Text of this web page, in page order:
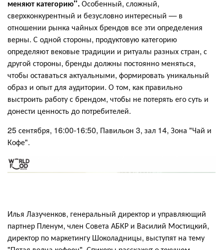
меняют категорию".Особенный, сложный,
сверхконкурентный и безусловно интересный — в
отношении рынка чайных брендов все эти определения
верны. С одной стороны, продуктовую категорию
определяют вековые традиции и ритуалы разных стран, с
другой стороны, бренды должны постоянно меняться,
чтобы оставаться актуальными, формировать уникальный
образ и опыт для аудитории. О том, как правильно
выстроить работу с брендом, чтобы не потерять его суть и
донести ценность до потребителей.
25 сентября, 16:00-16:50, Павильон 3, зал 14, Зона "Чай и
Кофе".
Илья Лазученков, генеральный директор и управляющий
партнер Пленум, член Совета АБКР и Василий Мостицкий,
директор по маркетингу Шоколадницы, выступят на тему